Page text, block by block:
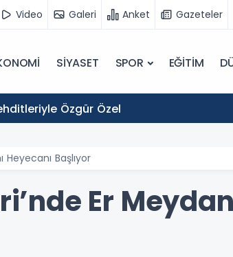
Video Galeri Anket Gazeteler
SİYASET SPOR EĞİTİM
Özgür Özel
Heyecanı Başlıyor
Er